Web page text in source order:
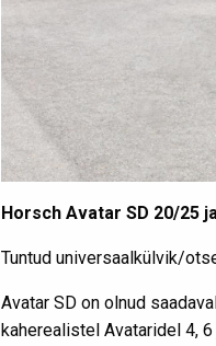
Horsch Avatar SD 20/25
Tuntud universaalkülvik/
Avatar SD on olnud
kaherealistel Avataridel 4,